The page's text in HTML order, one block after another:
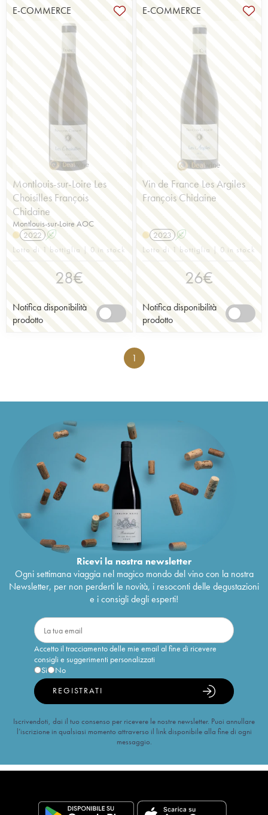
E-COMMERCE
Montlouis-sur-Loire Les
Choisilles François
Chidaine
Montlouis-sur-Loire AOC
2022 A
Lotto di 1 bottiglia | 0 in stock
28€
Notifica disponibilità
prodotto
E-COMMERCE
Vin de France Les Argiles
François Chidaine
2023 A
Lotto di 1 bottiglia | 0 in stock
26€
Notifica disponibilità
prodotto
1
Ricevi la nostra newsletter
Ogni settimana viaggia nel magico mondo del vino con la nostra
Newsletter, per non perderti le novità, i resoconti delle degustazioni
e i consigli degli esperti!
Accetto il tracciamento delle mie email al fine di ricevere
consigli e suggerimenti personalizzati
Sì
No
REGISTRATI
Iscrivendoti, dai il tuo consenso per ricevere le nostre newsletter. Puoi annullare
l’iscrizione in qualsiasi momento attraverso il link disponibile alla fine di ogni
messaggio.